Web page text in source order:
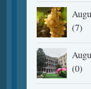
(7)
(0)